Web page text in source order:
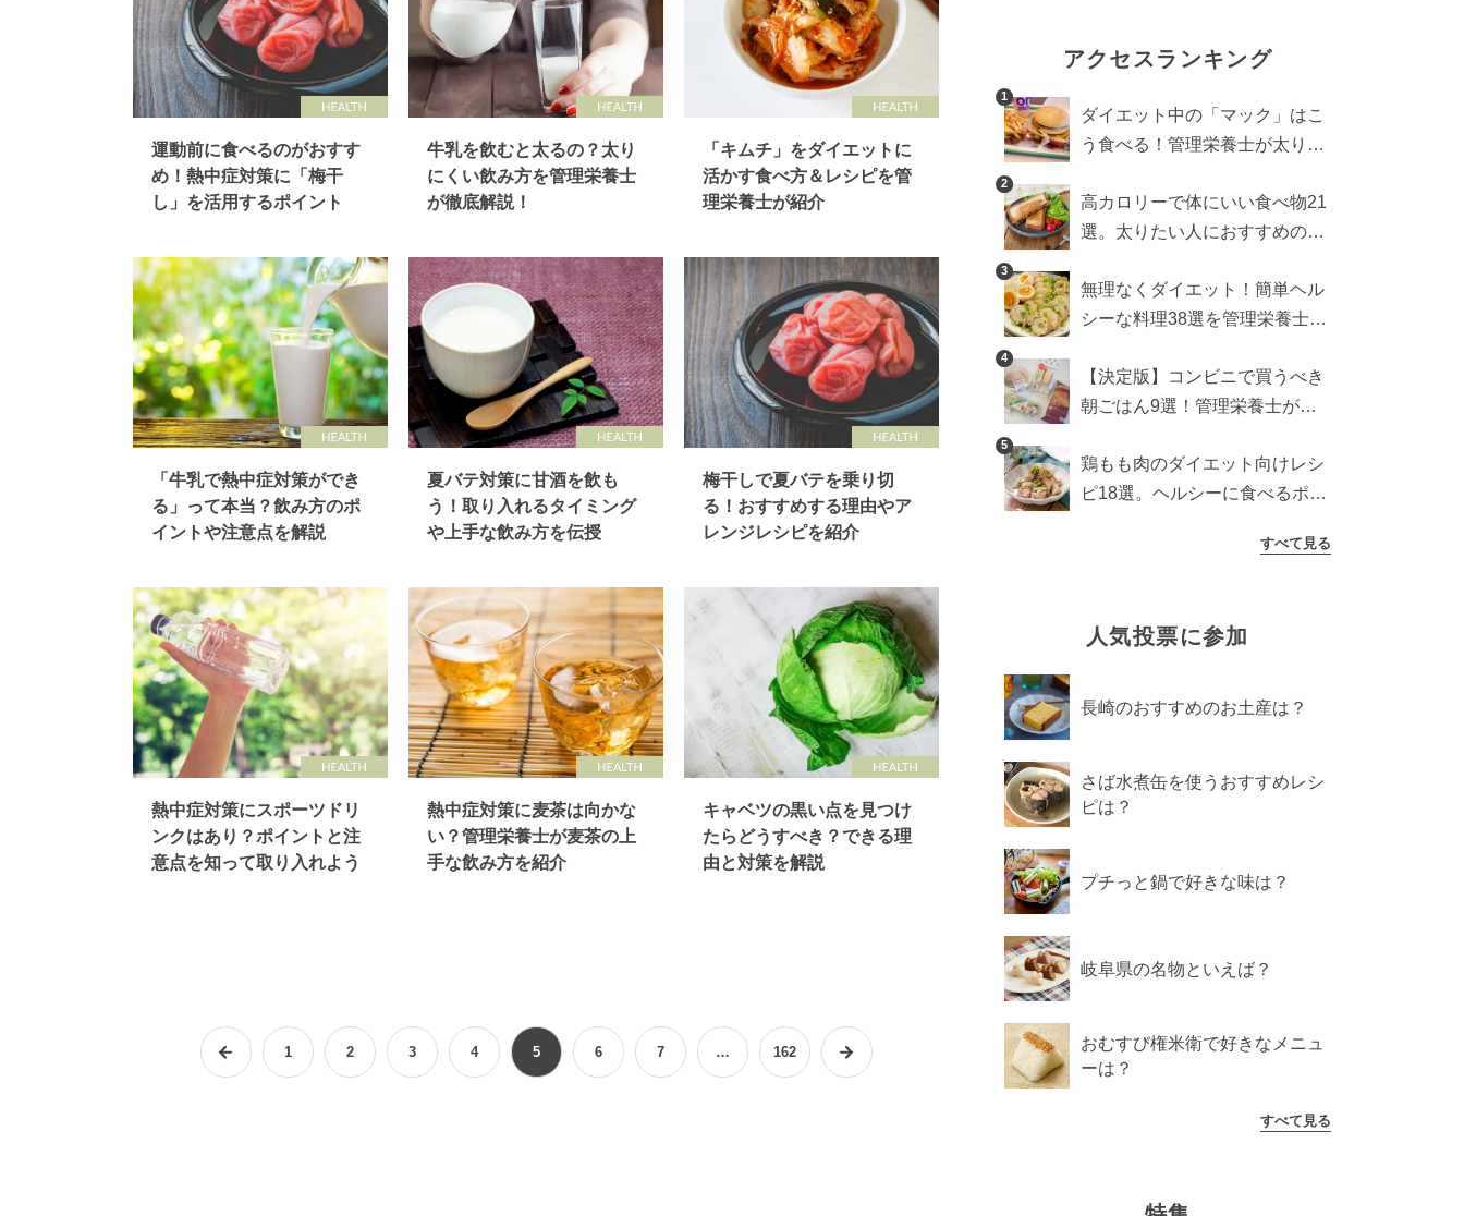
運動前に食べるのがおすす
め！熱中症対策に「梅干
し」を活用するポイント
牛乳を飲むと太るの？太り
にくい飲み方を管理栄養士
が徹底解説！
「キムチ」をダイエットに
活かす食べ方＆レシピを管
理栄養士が紹介
「牛乳で熱中症対策ができ
る」って本当？飲み方のポ
イントや注意点を解説
夏バテ対策に甘酒を飲も
う！取り入れるタイミング
や上手な飲み方を伝授
梅干しで夏バテを乗り切
る！おすすめする理由やア
レンジレシピを紹介
熱中症対策にスポーツドリ
ンクはあり？ポイントと注
意点を知って取り入れよう
熱中症対策に麦茶は向かな
い？管理栄養士が麦茶の上
手な飲み方を紹介
キャベツの黒い点を見つけ
たらどうすべき？できる理
由と対策を解説
1 2 3 4 5 6 7 … 162
アクセスランキング
1
ダイエット中の「マック」はこ
う食べる！管理栄養士が太りに
2
高カロリーで体にいい食べ物21
選。太りたい人におすすめのレ
3
無理なくダイエット！簡単ヘル
シーな料理38選を管理栄養士が
4
【決定版】コンビニで買うべき
朝ごはん9選！管理栄養士がロ
厳選
5
鶏もも肉のダイエット向けレシ
ピ18選。ヘルシーに食べるポイ
すべて見る
人気投票に参加
長崎のおすすめのお土産は？
さば水煮缶を使うおすすめレシ
ピは？
プチっと鍋で好きな味は？
岐阜県の名物といえば？
おむすび権米衛で好きなメニュ
ーは？
すべて見る